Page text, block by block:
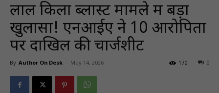
लाल किला ब्लास्ट मामले में बड़ा
खुलासा! एनआईए ने 10 आरोपितों
पर दाखिल की चार्जशीट
By Author On Desk - May 14, 2026 0
170